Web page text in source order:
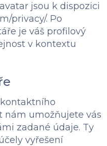
jsou k dispozici
privacy/. Po
je váš profilový
v kontextu
nám umožňujete vás
zadané údaje. Ty
vyřešení